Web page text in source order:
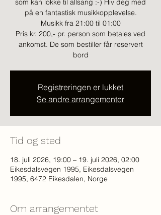
som kan lokke til allsang :-) Hiv deg med
på en fantastisk musikkopplevelse.
Musikk fra 21:00 til 01:00
Pris kr. 200,- pr. person som betales ved
ankomst. De som bestiller får reservert
bord
Registreringen er lukket
Se andre arrangementer
Tid og sted
18. juli 2026, 19:00 – 19. juli 2026, 02:00
Eikesdalsvegen 1995, Eikesdalsvegen
1995, 6472 Eikesdalen, Norge
Om arrangementet